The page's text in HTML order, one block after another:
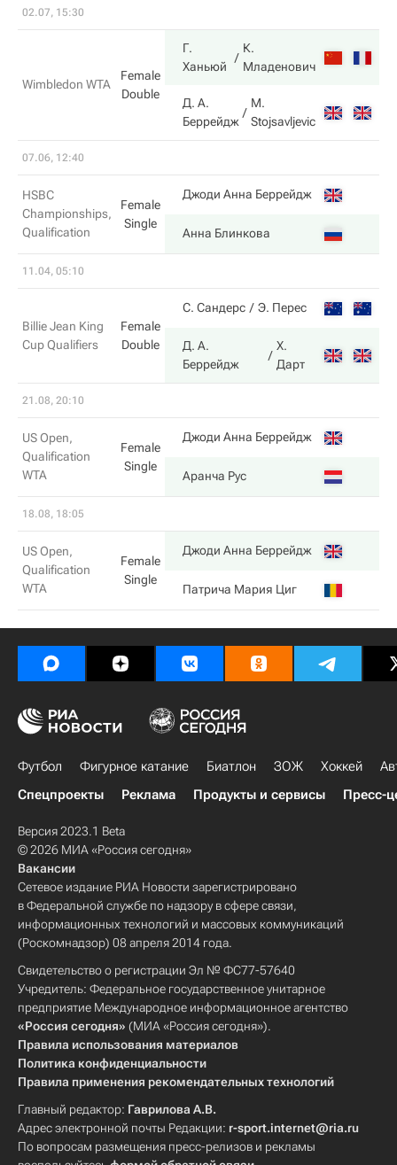
02.07, 15:30
Wimbledon WTA
Female
Double
Г.
Ханьюй
К.
Младенович
Д. А.
Беррейдж
M.
Stojsavljevic
07.06, 12:40
HSBC
Championships,
Qualification
Female
Single
Джоди Анна Беррейдж
Анна Блинкова
11.04, 05:10
Billie Jean King
Cup Qualifiers
Female
Double
С. Сандерс Э. Перес
Д. А.
Беррейдж
Х.
Дарт
21.08, 20:10
US Open,
Qualification
WTA
Female
Single
Джоди Анна Беррейдж
Аранча Рус
18.08, 18:05
US Open,
Qualification
WTA
Female
Single
Джоди Анна Беррейдж
Патрича Мария Циг
Футбол Фигурное катание Биатлон ЗОЖ Хоккей
Спецпроекты
Реклама Продукты и сервисы Пресс-
Версия 2023.1 Beta
© 2026 МИА «Россия сегодня»
Вакансии
Сетевое издание РИА Новости зарегистрировано
в Федеральной службе по надзору в сфере связи,
информационных технологий и массовых коммуникаций
(Роскомнадзор) 08 апреля 2014 года.
Свидетельство о регистрации Эл № ФС77-57640
Учредитель: Федеральное государственное унитарное
предприятие Международное информационное агентство
«Россия сегодня» (МИА «Россия сегодня»).
Правила использования материалов
Политика конфиденциальности
Правила применения рекомендательных технологий
Главный редактор: Гаврилова А.В.
Адрес электронной почты Редакции: r-sport.internet@ria.ru
По вопросам размещения пресс-релизов и рекламы